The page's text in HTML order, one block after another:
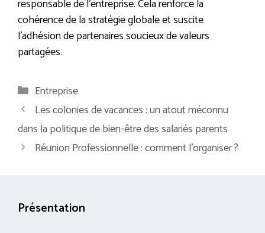
responsable de l’entreprise. Cela renforce la
cohérence de la stratégie globale et suscite
l’adhésion de partenaires soucieux de valeurs
partagées.
Catégories
Entreprise
Les colonies de vacances : un atout méconnu
dans la politique de bien-être des salariés parents
Réunion Professionnelle : comment l’organiser ?
Présentation